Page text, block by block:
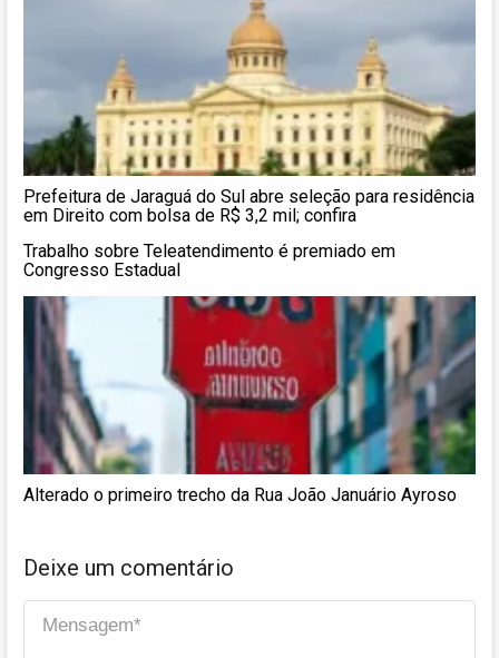
Prefeitura de Jaraguá do Sul abre seleção para residência
em Direito com bolsa de R$ 3,2 mil; confira
Trabalho sobre Teleatendimento é premiado em
Congresso Estadual
Alterado o primeiro trecho da Rua João Januário Ayroso
Deixe um comentário